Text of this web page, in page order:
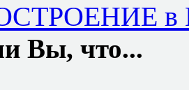
в
Вы, что...